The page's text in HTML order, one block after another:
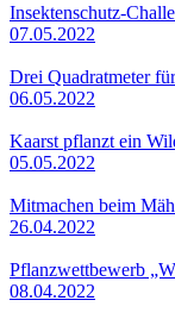
Insektenschutz-
07.05.2022
Drei Quadratmeter
06.05.2022
Kaarst pflanzt ein
05.05.2022
Mitmachen beim
26.04.2022
Pflanzwettbewerb
08.04.2022